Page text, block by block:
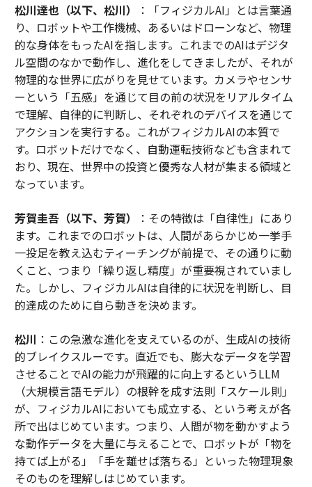
松川達也（以下、松川）
：「フィジカルAI」とは言葉通
り、ロボットや工作機械、あるいはドローンなど、物理
的な身体をもったAIを指します。これまでのAIはデジタ
ル空間のなかで動作し、進化をしてきましたが、それが
物理的な世界に広がりを見せています。カメラやセンサ
ーという「五感」を通じて目の前の状況をリアルタイム
で理解、自律的に判断し、それぞれのデバイスを通じて
アクションを実行する。これがフィジカルAIの本質で
す。ロボットだけでなく、自動運転技術なども含まれて
おり、現在、世界中の投資と優秀な人材が集まる領域と
なっています。
芳賀圭吾（以下、芳賀）
：その特徴は「自律性」にあり
ます。これまでのロボットは、人間があらかじめ一挙手
一投足を教え込むティーチングが前提で、その通りに動
くこと、つまり「繰り返し精度」が重要視されていまし
た。しかし、フィジカルAIは自律的に状況を判断し、目
的達成のために自ら動きを決めます。
松川 ：この急激な進化を支えているのが、生成AIの技術
的ブレイクスルーです。直近でも、膨大なデータを学習
させることでAIの能力が飛躍的に向上するというLLM
（大規模言語モデル）の根幹を成す法則「スケール則」
が、フィジカルAIにおいても成立する、という考えが各
所で出はじめています。つまり、人間が物を動かすよう
な動作データを大量に与えることで、ロボットが「物を
持てば上がる」「手を離せば落ちる」といった物理現象
そのものを理解しはじめています。